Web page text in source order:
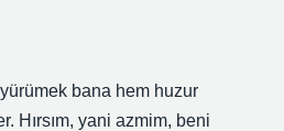
bana hem huzur
Hırsım, yani azmim, beni